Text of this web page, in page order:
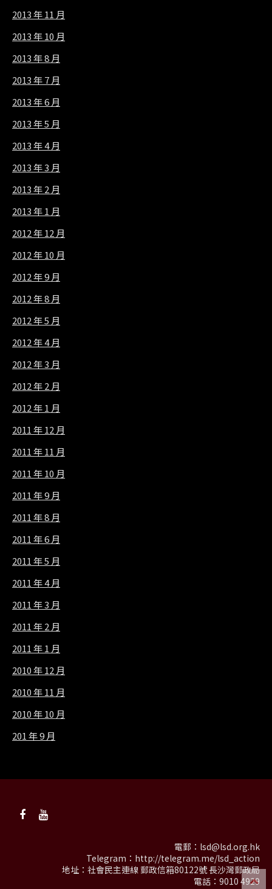
2013 年 11 月
2013 年 10 月
2013 年 8 月
2013 年 7 月
2013 年 6 月
2013 年 5 月
2013 年 4 月
2013 年 3 月
2013 年 2 月
2013 年 1 月
2012 年 12 月
2012 年 10 月
2012 年 9 月
2012 年 8 月
2012 年 5 月
2012 年 4 月
2012 年 3 月
2012 年 2 月
2012 年 1 月
2011 年 12 月
2011 年 11 月
2011 年 10 月
2011 年 9 月
2011 年 8 月
2011 年 6 月
2011 年 5 月
2011 年 4 月
2011 年 3 月
2011 年 2 月
2011 年 1 月
2010 年 12 月
2010 年 11 月
2010 年 10 月
201 年 9 月
電郵： lsd@lsd.org.hk
Telegram： http://telegram.me/lsd_action
地址：社會民主連線 郵政信箱80122號 長沙灣郵政局
電話：9010 4929